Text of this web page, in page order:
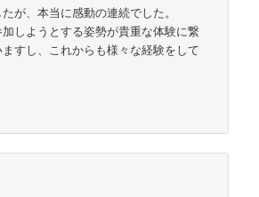
が、本当に感動の連続でした。
しようとする姿勢が貴重な体験に繋
すし、これからも様々な経験をして